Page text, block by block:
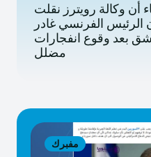
أن وكالة رويترز نقلت
الرئيس الفرنسي غادر
بعد وقوع انفجارات
مضلل
مفبرك